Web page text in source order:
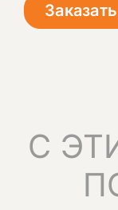
Заказать
С